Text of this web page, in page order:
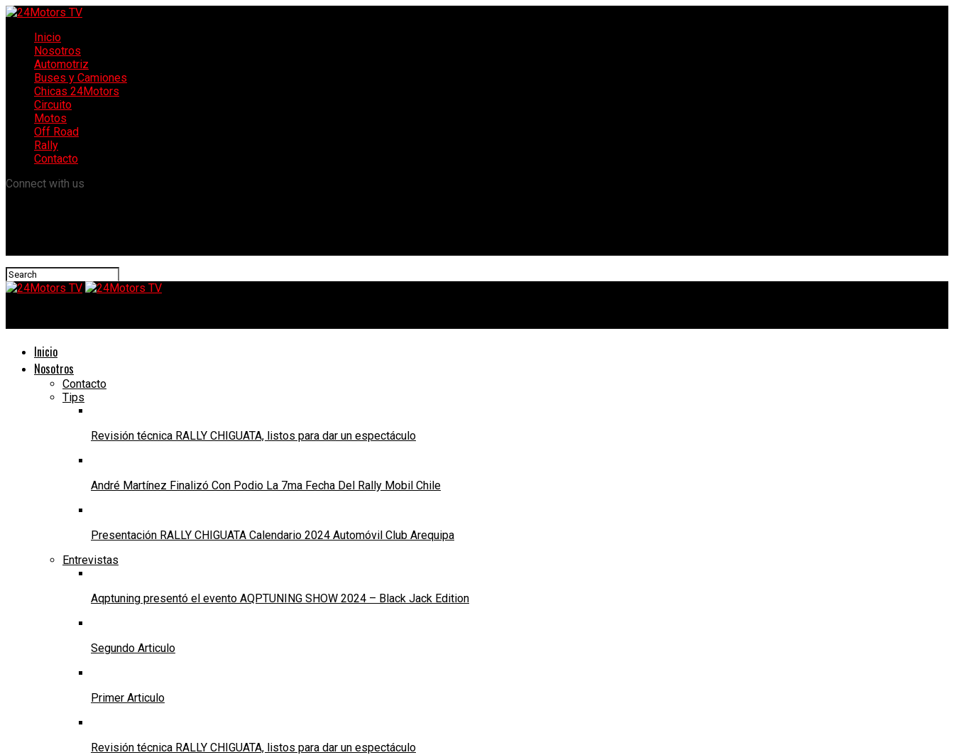
Inicio
Nosotros
Automotriz
Buses y Camiones
Chicas 24Motors
Circuito
Motos
Off Road
Rally
Contacto
Connect with us
Inicio
Nosotros
Contacto
Tips
Revisión técnica RALLY CHIGUATA, listos para dar un espectáculo
André Martínez Finalizó Con Podio La 7ma Fecha Del Rally Mobil Chile
Presentación RALLY CHIGUATA Calendario 2024 Automóvil Club Arequipa
Entrevistas
Aqptuning presentó el evento AQPTUNING SHOW 2024 – Black Jack Edition
Segundo Articulo
Primer Articulo
Revisión técnica RALLY CHIGUATA, listos para dar un espectáculo